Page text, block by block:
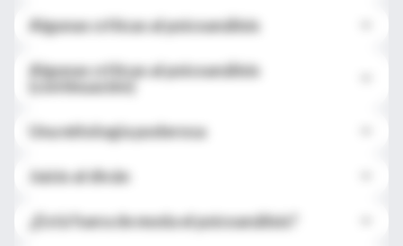
Algunas críticas al psicoanálisis
Algunas críticas al psicoanálisis
Una mitología poderosa
Juicio al diván
¿Está fuera de moda el psicoanálisis?